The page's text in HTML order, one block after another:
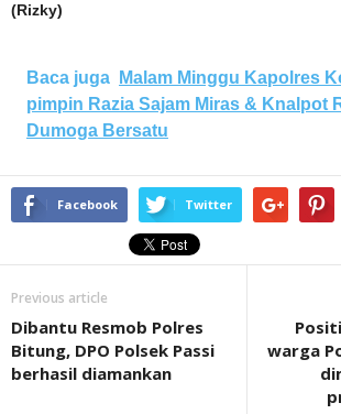
(Rizky)
Baca juga
Malam Minggu Kapolres
pimpin Razia Sajam Miras & Knalpot
Dumoga Bersatu
Facebook Twitter
Previous article
Dibantu Resmob Polres
Bitung, DPO Polsek Passi
berhasil diamankan
warga